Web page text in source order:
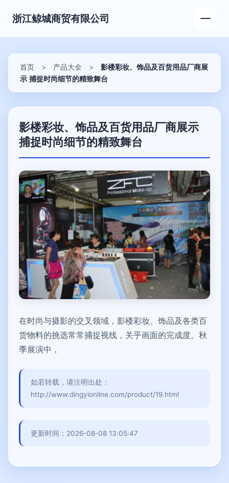
浙江鲸城商贸有限公司
首页 > 产品大全 >
影楼彩妆、饰品及百货用品厂商展
示 捕捉时尚细节的精致舞台
影楼彩妆、饰品及百货用品厂商展示
捕捉时尚细节的精致舞台
在时尚与摄影的交叉领域，影楼彩妆、饰品及各类百
货物料的挑选常常捕捉视线，关乎画面的完成度。秋
季展演中，
如若转载，请注明出处：
http://www.dingyionline.com/product/19.html
更新时间：2026-08-08 13:05:47